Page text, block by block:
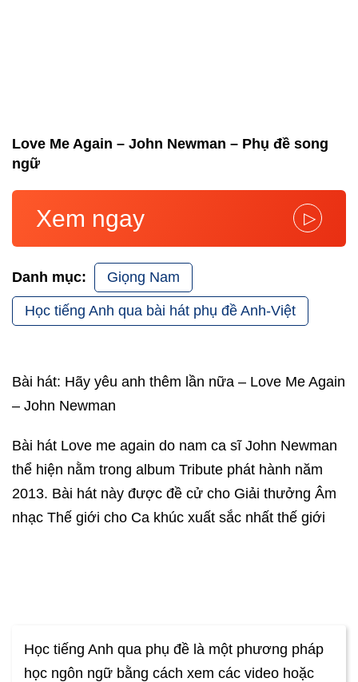
Love Me Again – John Newman – Phụ đề song
ngữ
Danh mục: Giọng Nam
Học tiếng Anh qua bài hát phụ đề Anh-Việt
Xem ngay ▷
Bài hát: Hãy yêu anh thêm lần nữa – Love Me Again
– John Newman
Bài hát Love me again do nam ca sĩ John Newman
thể hiện nằm trong album Tribute phát hành năm
2013. Bài hát này được đề cử cho Giải thưởng Âm
nhạc Thế giới cho Ca khúc xuất sắc nhất thế giới
Học tiếng Anh qua phụ đề là một phương pháp
học ngôn ngữ bằng cách xem các video hoặc